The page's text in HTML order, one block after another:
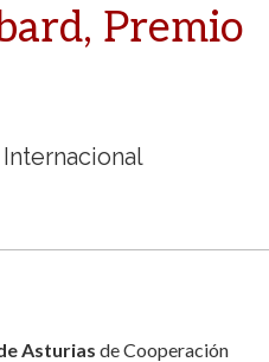
Premio
Asturias de Cooperación